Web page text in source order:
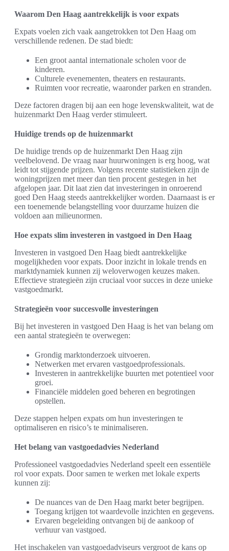
Waarom Den Haag aantrekkelijk is voor expats
Expats voelen zich vaak aangetrokken tot Den Haag om
verschillende redenen. De stad biedt:
Een groot aantal internationale scholen voor de
kinderen.
Culturele evenementen, theaters en restaurants.
Ruimten voor recreatie, waaronder parken en stranden.
Deze factoren dragen bij aan een hoge levenskwaliteit, wat de
huizenmarkt Den Haag verder stimuleert.
Huidige trends op de huizenmarkt
De huidige trends op de huizenmarkt Den Haag zijn
veelbelovend. De vraag naar huurwoningen is erg hoog, wat
leidt tot stijgende prijzen. Volgens recente statistieken zijn de
woningprijzen met meer dan tien procent gestegen in het
afgelopen jaar. Dit laat zien dat investeringen in onroerend
goed Den Haag steeds aantrekkelijker worden. Daarnaast is er
een toenemende belangstelling voor duurzame huizen die
voldoen aan milieunormen.
Hoe expats slim investeren in vastgoed in Den Haag
Investeren in vastgoed Den Haag biedt aantrekkelijke
mogelijkheden voor expats. Door inzicht in lokale trends en
marktdynamiek kunnen zij weloverwogen keuzes maken.
Effectieve strategieën zijn cruciaal voor succes in deze unieke
vastgoedmarkt.
Strategieën voor succesvolle investeringen
Bij het investeren in vastgoed Den Haag is het van belang om
een aantal strategieën te overwegen:
Grondig marktonderzoek uitvoeren.
Netwerken met ervaren vastgoedprofessionals.
Investeren in aantrekkelijke buurten met potentieel voor
groei.
Financiële middelen goed beheren en begrotingen
opstellen.
Deze stappen helpen expats om hun investeringen te
optimaliseren en risico’s te minimaliseren.
Het belang van vastgoedadvies Nederland
Professioneel vastgoedadvies Nederland speelt een essentiële
rol voor expats. Door samen te werken met lokale experts
kunnen zij:
De nuances van de Den Haag markt beter begrijpen.
Toegang krijgen tot waardevolle inzichten en gegevens.
Ervaren begeleiding ontvangen bij de aankoop of
verhuur van vastgoed.
Het inschakelen van vastgoedadviseurs vergroot de kans op